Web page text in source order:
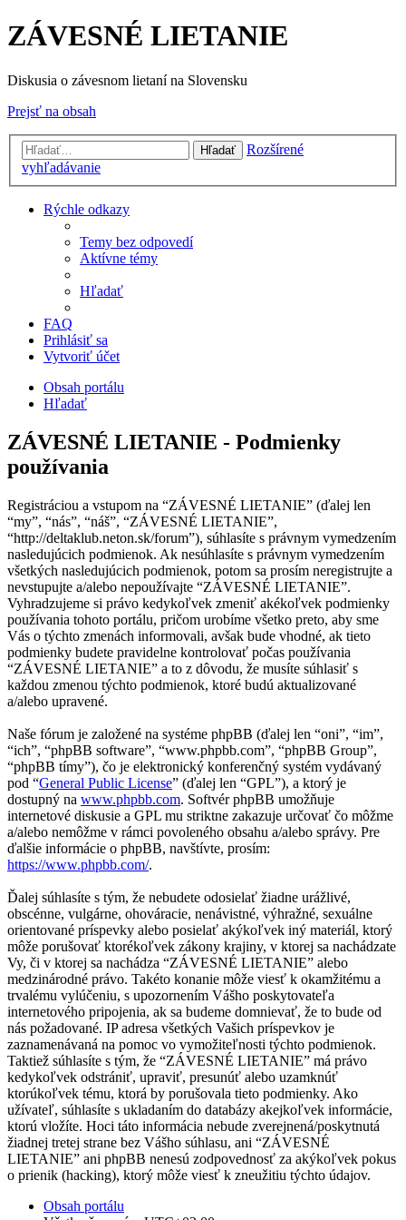
ZÁVESNÉ LIETANIE
Diskusia o závesnom lietaní na Slovensku
Prejsť na obsah
Hľadať
Rozšírené
vyhľadávanie
Rýchle odkazy
Temy bez odpovedí
Aktívne témy
Hľadať
FAQ
Prihlásiť sa
Vytvoriť účet
Obsah portálu
Hľadať
ZÁVESNÉ LIETANIE - Podmienky
používania
Registráciou a vstupom na “ZÁVESNÉ LIETANIE” (ďalej len
“my”, “nás”, “náš”, “ZÁVESNÉ LIETANIE”,
“http://deltaklub.neton.sk/forum”), súhlasíte s právnym vymedzením
nasledujúcich podmienok. Ak nesúhlasíte s právnym vymedzením
všetkých nasledujúcich podmienok, potom sa prosím neregistrujte a
nevstupujte a/alebo nepoužívajte “ZÁVESNÉ LIETANIE”.
Vyhradzujeme si právo kedykoľvek zmeniť akékoľvek podmienky
používania tohoto portálu, pričom urobíme všetko preto, aby sme
Vás o týchto zmenách informovali, avšak bude vhodné, ak tieto
podmienky budete pravidelne kontrolovať počas používania
“ZÁVESNÉ LIETANIE” a to z dôvodu, že musíte súhlasiť s
každou zmenou týchto podmienok, ktoré budú aktualizované
a/alebo upravené.
Naše fórum je založené na systéme phpBB (ďalej len “oni”, “im”,
“ich”, “phpBB software”, “www.phpbb.com”, “phpBB Group”,
“phpBB tímy”), čo je elektronický konferenčný systém vydávaný
pod “General Public License” (ďalej len “GPL”), a ktorý je
dostupný na www.phpbb.com. Softvér phpBB umožňuje
internetové diskusie a GPL mu striktne zakazuje určovať čo môžme
a/alebo nemôžme v rámci povoleného obsahu a/alebo správy. Pre
ďalšie informácie o phpBB, navštívte, prosím:
https://www.phpbb.com/.
Ďalej súhlasíte s tým, že nebudete odosielať žiadne urážlivé,
obscénne, vulgárne, ohováracie, nenávistné, výhražné, sexuálne
orientované príspevky alebo posielať akýkoľvek iný materiál, ktorý
môže porušovať ktorékoľvek zákony krajiny, v ktorej sa nachádzate
Vy, či v ktorej sa nachádza “ZÁVESNÉ LIETANIE” alebo
medzinárodné právo. Takéto konanie môže viesť k okamžitému a
trvalému vylúčeniu, s upozornením Vášho poskytovateľa
internetového pripojenia, ak sa budeme domnievať, že to bude od
nás požadované. IP adresa všetkých Vašich príspevkov je
zaznamenávaná na pomoc vo vymožiteľnosti týchto podmienok.
Taktiež súhlasíte s tým, že “ZÁVESNÉ LIETANIE” má právo
kedykoľvek odstrániť, upraviť, presunúť alebo uzamknúť
ktorúkoľvek tému, ktorá by porušovala tieto podmienky. Ako
užívateľ, súhlasíte s ukladaním do databázy akejkoľvek informácie,
ktorú vložíte. Hoci táto informácia nebude zverejnená/poskytnutá
žiadnej tretej strane bez Vášho súhlasu, ani “ZÁVESNÉ
LIETANIE” ani phpBB nenesú zodpovednosť za akýkoľvek pokus
o prienik (hacking), ktorý môže viesť k zneužitiu týchto údajov.
Obsah portálu